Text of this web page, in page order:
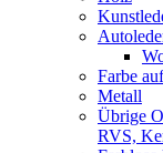
Farbe
Metall
Übrige
RVS,